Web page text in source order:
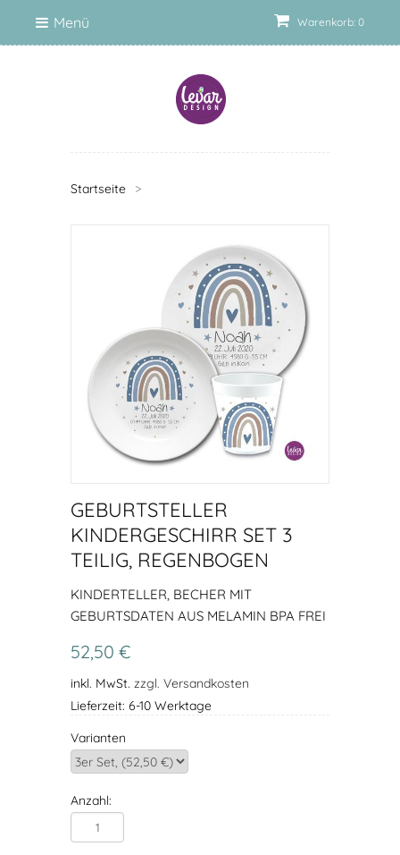
Warenkorb: 0
Menü
Startseite >
GEBURTSTELLER
KINDERGESCHIRR SET 3
TEILIG, REGENBOGEN
KINDERTELLER, BECHER MIT
GEBURTSDATEN AUS MELAMIN BPA FREI
52,50 €
inkl. MwSt. zzgl. Versandkosten
Lieferzeit: 6-10 Werktage
Varianten
Anzahl: